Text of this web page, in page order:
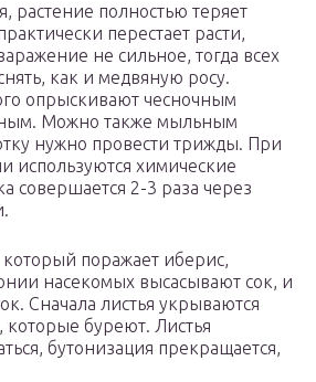
растение полностью теряет
перестает расти,
не сильное, тогда всех
как и медвяную росу.
опрыскивают чесночным
Можно также мыльным
нужно провести трижды. При
используются химические
совершается 2-3 раза через
поражает иберис,
насекомых высасывают сок, и
Сначала листья укрываются
буреют. Листья
бутонизация прекращается,